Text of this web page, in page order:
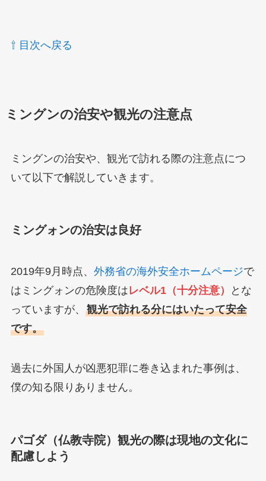
⇧ 目次へ戻る
ミングンの治安や観光の注意点
ミングンの治安や、観光で訪れる際の注意点につ
いて以下で解説していきます。
ミングォンの治安は良好
2019年9月時点、 外務省の海外安全ホームページで
はミングォンの危険度はレベル1（十分注意）
とな
っていますが、 観光で訪れる分にはいたって安全
です。
過去に外国人が凶悪犯罪に巻き込まれた事例は、
僕の知る限りありません。
パゴダ（仏教寺院）観光の際は現地の文化に
配慮しよう